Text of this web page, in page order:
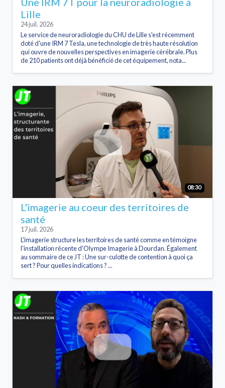
Lille
24 juil. 2026
Le service de neuroradiologie du CHU de Lille s'est récemment
doté d'une IRM 7 Tesla, une technologie de très haute résolution
qui ouvre de nouvelles perspectives en imagerie cérébrale. Plus
de 210 patients ont déjà bénéficié de cet équipement, nota...
08:30
L'imagerie au coeur des territoires de
santé
17 juil. 2026
L'imagerie structure les territoires de santé comme en témoigne
l'installation récente d'Olympe Imagerie à Dourdan. Également
au sommaire de ce JT : Une sur-culotte de contention à quoi ça
sert ? Pour quelles indications ? ...